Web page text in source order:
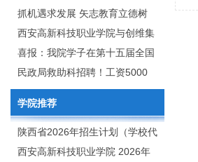
取佳绩
忠诚可靠、堪当时代重任的栋梁
之才
抓机遇求发展 矢志教育立德树
人：西安高新科技职业学院召开
2020年年终总结暨表彰网络视频
会
西安高新科技职业学院与创维集
团举行校企合作签约仪式
喜报：我院学子在第十五届全国
大学生广告艺术大赛（大广
赛）、第十一届未来设计师.高校
数字艺术设计大赛（NCDA）国
赛中喜获佳绩
民政局救助科招聘！工资5000
元/月
学院推荐
陕西省2026年招生计划（学校代
码：8103）
西安高新科技职业学院 2026年